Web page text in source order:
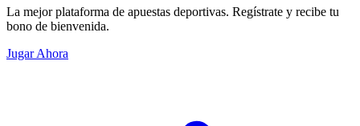
La mejor plataforma de apuestas deportivas. Regístrate y recibe tu
bono de bienvenida.
Jugar Ahora